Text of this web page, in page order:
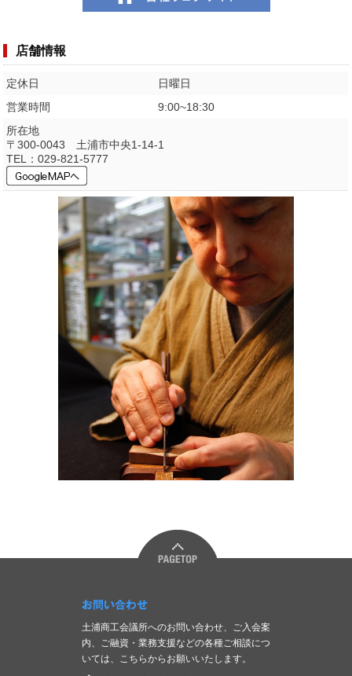
店舗情報
定休日
日曜日
営業時間
9:00~18:30
所在地
〒300-0043 土浦市中央1-14-1
TEL：029-821-5777
お問い合わせ
土浦商工会議所へのお問い合わせ、ご入会案
内、ご融資・業務支援などの各種ご相談につ
いては、こちらからお願いいたします。